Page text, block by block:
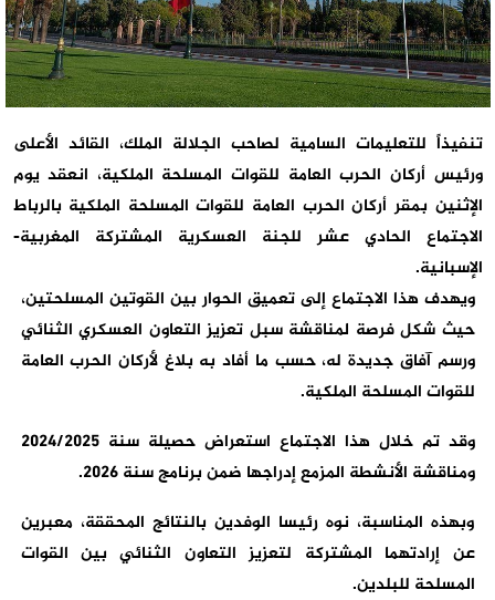
تنفيذاً للتعليمات السامية لصاحب الجلالة الملك، القائد الأعلى
ورئيس أركان الحرب العامة للقوات المسلحة الملكية، انعقد يوم
الإثنين بمقر أركان الحرب العامة للقوات المسلحة الملكية بالرباط
الاجتماع الحادي عشر للجنة العسكرية المشتركة المغربية-
الإسبانية.
ويهدف هذا الاجتماع إلى تعميق الحوار بين القوتين المسلحتين،
حيث شكل فرصة لمناقشة سبل تعزيز التعاون العسكري الثنائي
ورسم آفاق جديدة له، حسب ما أفاد به بلاغ لأركان الحرب العامة
للقوات المسلحة الملكية.
وقد تم خلال هذا الاجتماع استعراض حصيلة سنة 2024/2025
ومناقشة الأنشطة المزمع إدراجها ضمن برنامج سنة 2026.
وبهذه المناسبة، نوه رئيسا الوفدين بالنتائج المحققة، معبرين
عن إرادتهما المشتركة لتعزيز التعاون الثنائي بين القوات
المسلحة للبلدين.